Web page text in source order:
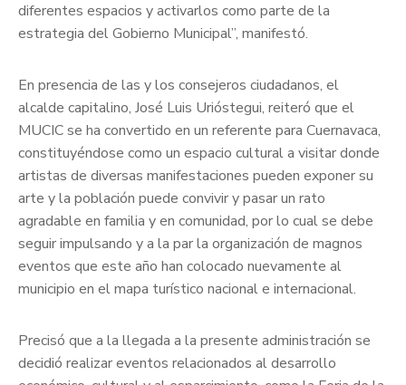
diferentes espacios y activarlos como parte de la
estrategia del Gobierno Municipal”, manifestó.
En presencia de las y los consejeros ciudadanos, el
alcalde capitalino, José Luis Urióstegui, reiteró que el
MUCIC se ha convertido en un referente para Cuernavaca,
constituyéndose como un espacio cultural a visitar donde
artistas de diversas manifestaciones pueden exponer su
arte y la población puede convivir y pasar un rato
agradable en familia y en comunidad, por lo cual se debe
seguir impulsando y a la par la organización de magnos
eventos que este año han colocado nuevamente al
municipio en el mapa turístico nacional e internacional.
Precisó que a la llegada a la presente administración se
decidió realizar eventos relacionados al desarrollo